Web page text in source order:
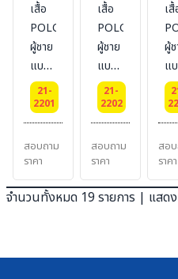
เสื้อ
POLO-
ผู้ชาย
แบบ
ไม่มี
กระเป๋า
หน้าอก
ผ้า
TK
21-
2201
สอบถาม
ราคา
เสื้อ
POLO-
ผู้ชาย
แบบ
ไม่มี
กระเป๋า
หน้าอก
ผ้า
TC
21-
2202
สอบถาม
ราคา
เ
ผู้
แ
ไ
กร
ห
ผ้า
CVC
สอ
ราคา
จำนวนทั้งหมด 19 รายการ | แสดง